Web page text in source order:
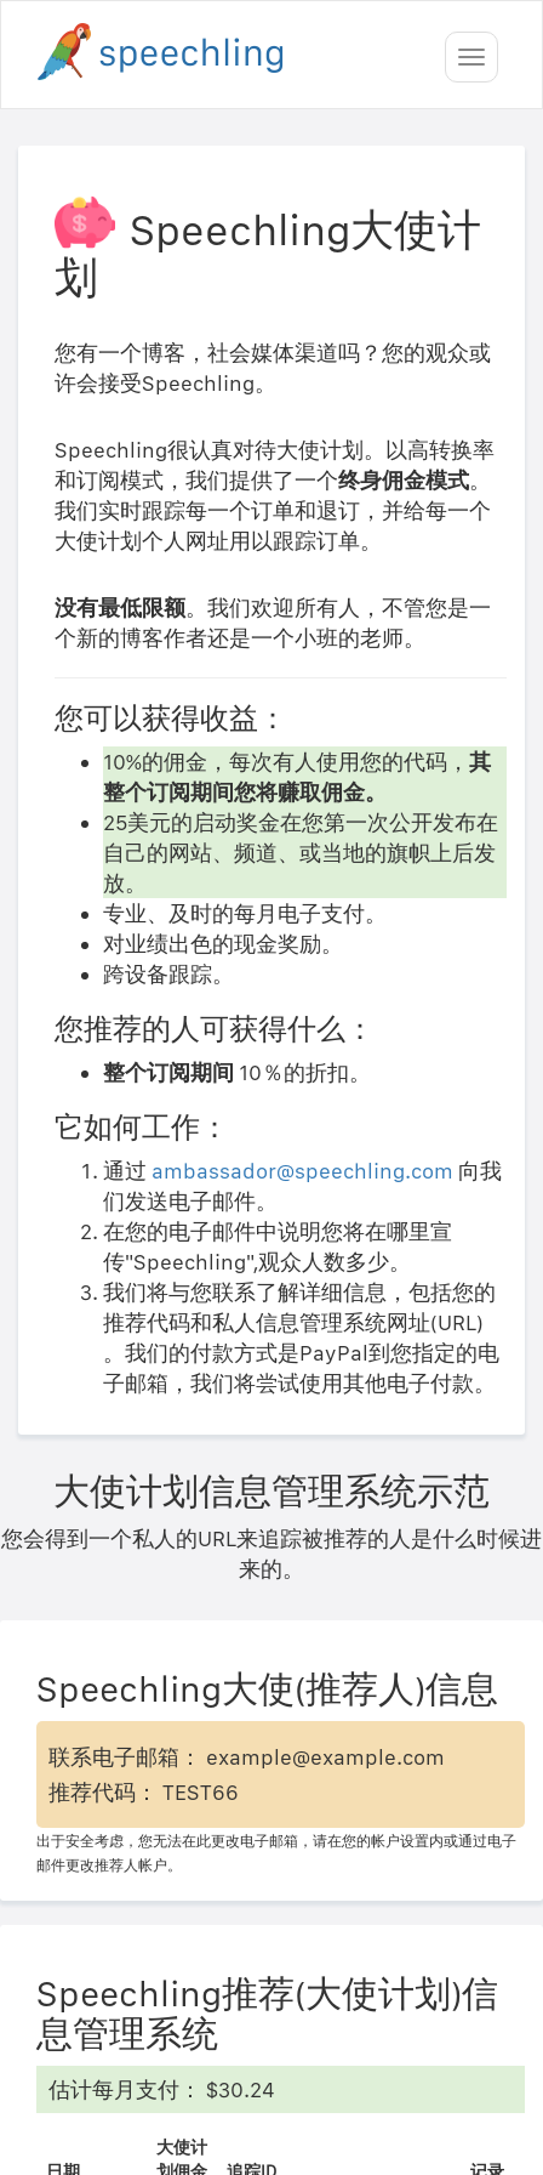
Toggle
Speechling大使计
划
您有一个博客，社会媒体渠道吗？您的观众或
许会接受Speechling。
Speechling很认真对待大使计划。以高转换率
和订阅模式，我们提供了一个终身佣金模式。
我们实时跟踪每一个订单和退订，并给每一个
大使计划个人网址用以跟踪订单。
没有最低限额。我们欢迎所有人，不管您是一
个新的博客作者还是一个小班的老师。
您可以获得收益：
10%的佣金，每次有人使用您的代码， 其
整个订阅期间您将赚取佣金。
25美元的启动奖金在您第一次公开发布在
自己的网站、频道、或当地的旗帜上后发
放。
专业、及时的每月电子支付。
对业绩出色的现金奖励。
跨设备跟踪。
您推荐的人可获得什么：
整个订阅期间 10％的折扣。
它如何工作：
通过 ambassador@speechling.com 向我
们发送电子邮件。
在您的电子邮件中说明您将在哪里宣
传"Speechling",观众人数多少。
我们将与您联系了解详细信息，包括您的
推荐代码和私人信息管理系统网址(URL)
。我们的付款方式是PayPal到您指定的电
子邮箱，我们将尝试使用其他电子付款。
大使计划信息管理系统示范
您会得到一个私人的URL来追踪被推荐的人是什么时候进
来的。
Speechling大使(推荐人)信息
联系电子邮箱： example@example.com
推荐代码： TEST66
出于安全考虑，您无法在此更改电子邮箱，请在您的帐户设置内或通过电子
邮件更改推荐人帐户。
Speechling推荐(大使计划)信
息管理系统
估计每月支付： $30.24
大使计